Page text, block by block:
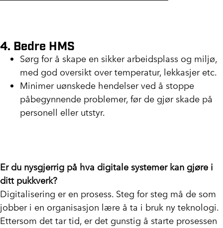
4. Bedre HMS
Sørg for å skape en sikker arbeidsplass og miljø,
med god oversikt over temperatur, lekkasjer etc.
Minimer uønskede hendelser ved å stoppe
påbegynnende problemer, før de gjør skade på
personell eller utstyr.
Er du nysgjerrig på hva digitale systemer kan gjøre i
ditt pukkverk?
Digitalisering er en prosess. Steg for steg må de som
jobber i en organisasjon lære å ta i bruk ny teknologi.
Ettersom det tar tid, er det gunstig å starte prosessen